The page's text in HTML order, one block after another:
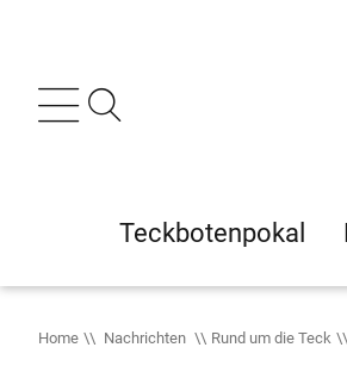
Teckbotenpokal
Home Nachrichten Rund um die Teck